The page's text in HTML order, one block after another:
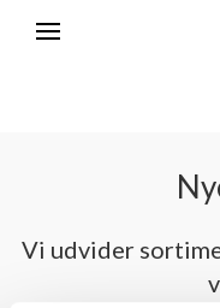
Toggle
Vi udvider